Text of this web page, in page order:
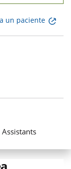
un paciente